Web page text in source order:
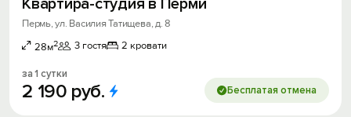
Квартира-студия в Перми
Пермь, ул. Василия Татищева, д. 8
28м2 3 гостя 2 кровати
за 1 сутки
2 190 руб. Бесплатая отмена